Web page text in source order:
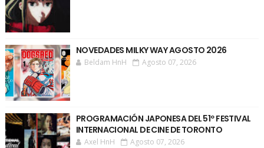
NOVEDADES MILKY WAY AGOSTO 2026
Beldam HnH Agosto 07, 2026
PROGRAMACIÓN JAPONESA DEL 51º FESTIVAL
INTERNACIONAL DE CINE DE TORONTO
Axel HnH Agosto 07, 2026